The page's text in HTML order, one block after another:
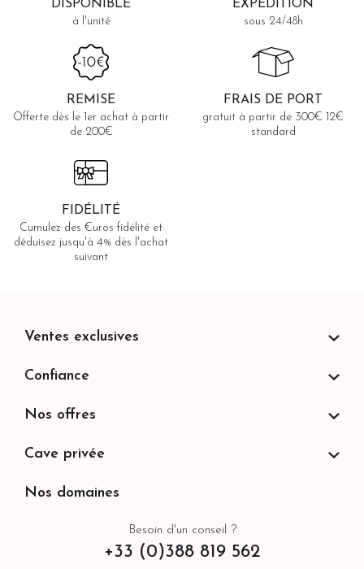
DISPONIBLE
à l'unité
EXPÉDITION
sous 24/48h
REMISE
Offerte dès le 1er achat à partir
de 200€
FRAIS DE PORT
gratuit à partir de 300€ 12€
standard
FIDÉLITÉ
Cumulez des €uros fidélité et
déduisez jusqu'à 4% dès l'achat
suivant
Besoin d'un conseil ?
+33 (0)388 819 562
Ventes exclusives
Confiance
Nos offres
Cave privée
Nos domaines